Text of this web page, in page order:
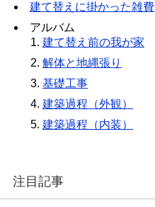
建て替えに掛かった雑費
アルバム
建て替え前の我が家
解体と地縄張り
基礎工事
建築過程（外観）
建築過程（内装）
注目記事